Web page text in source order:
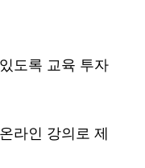
도록 교육 투자
라인 강의로 제